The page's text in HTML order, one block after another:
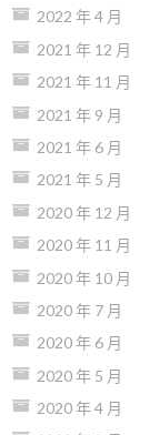
2022 年 4 月
2021 年 12 月
2021 年 11 月
2021 年 9 月
2021 年 6 月
2021 年 5 月
2020 年 12 月
2020 年 11 月
2020 年 10 月
2020 年 7 月
2020 年 6 月
2020 年 5 月
2020 年 4 月